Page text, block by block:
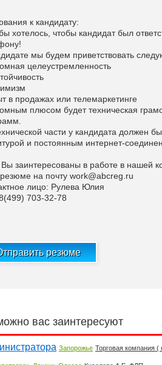
к кандидату:
хотелось, чтобы кандидат был
мы будем приветствовать
целеустремленность
в продажах или телемаркетинге
плюсом будет техническая
части у кандидата должен
и постоянным интернет-
заинтересованы в работе в нашей
на почту work@abcreg.ru
лицо: Рулева Юлия
703-32-78
резюме
вас заинтересуют
Запорожье Торговая компания